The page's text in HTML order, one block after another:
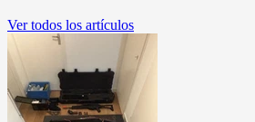
Ver todos los artículos